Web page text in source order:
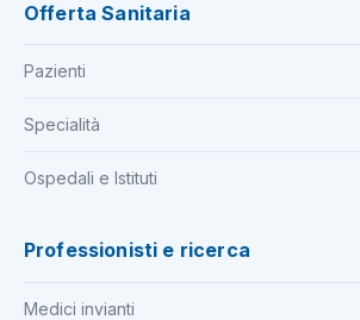
Offerta Sanitaria
Pazienti
Specialità
Ospedali e Istituti
Professionisti e ricerca
Medici invianti